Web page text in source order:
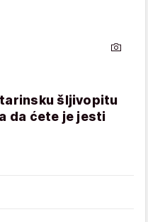
šljivopitu
da ćete je jesti